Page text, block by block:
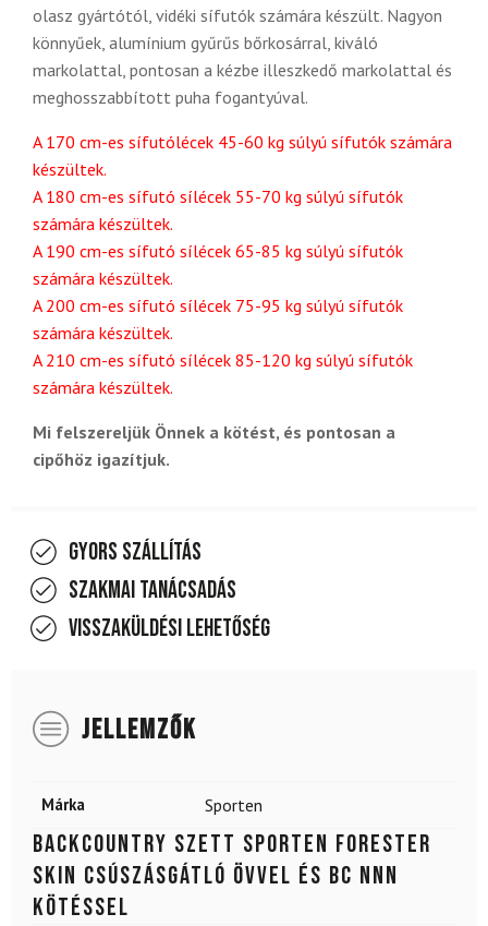
olasz gyártótól, vidéki sífutók számára készült. Nagyon
könnyűek, alumínium gyűrűs bőrkosárral, kiváló
markolattal, pontosan a kézbe illeszkedő markolattal és
meghosszabbított puha fogantyúval.
A 170 cm-es sífutólécek 45-60 kg súlyú sífutók számára
készültek.
A 180 cm-es sífutó sílécek 55-70 kg súlyú sífutók
számára készültek.
A 190 cm-es sífutó sílécek 65-85 kg súlyú sífutók
számára készültek.
A 200 cm-es sífutó sílécek 75-95 kg súlyú sífutók
számára készültek.
A 210 cm-es sífutó sílécek 85-120 kg súlyú sífutók
számára készültek.
Mi felszereljük Önnek a kötést, és pontosan a
cipőhöz igazítjuk.
Gyors szállítás
Szakmai tanácsadás
Visszaküldési lehetőség
JELLEMZŐK
Márka Sporten
Backcountry szett SPORTEN Forester
SKIN csúszásgátló övvel és BC NNN
kötéssel